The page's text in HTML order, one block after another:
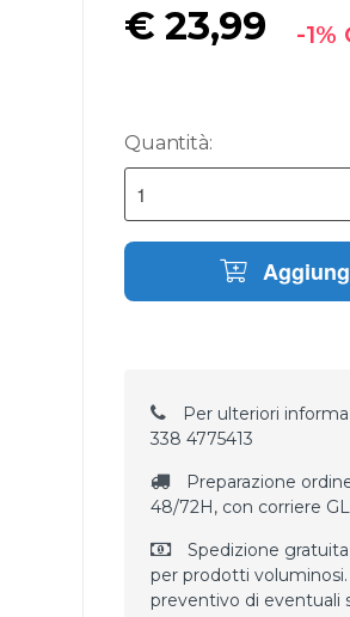
€23,99 -1%
Quantità:
Per ulteriori
338 4775413
Preparazione
48/72H, con corriere
Spedizione
per prodotti
preventivo di eventuali